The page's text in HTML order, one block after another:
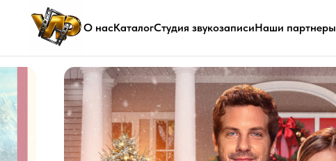
О насКаталогСтудия звукозаписиНаши партнеры